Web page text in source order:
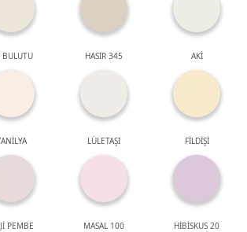
BULUTU HASIR 345 AKİ
LÜLETAŞI FİLDİŞİ
PEMBE MASAL 100 HİBİSKUS 20